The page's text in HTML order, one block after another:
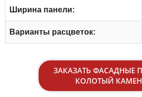
Ширина панели:
Варианты расцветок:
ЗАКАЗАТЬ ФАСАДНЫЕ
КОЛОТЫЙ